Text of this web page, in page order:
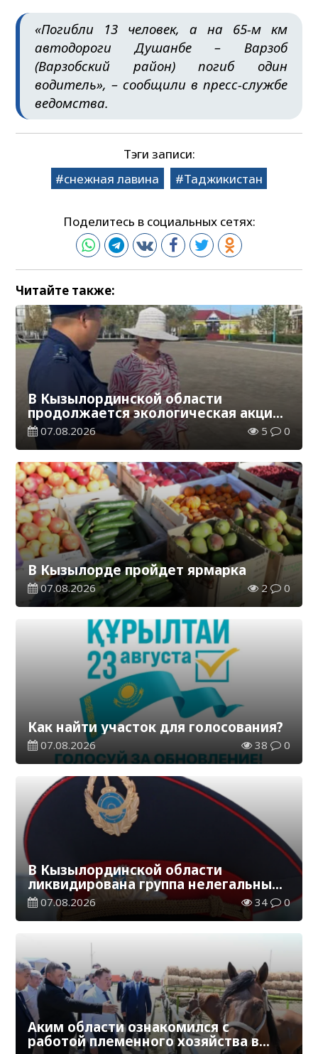
«Погибли 13 человек, а на 65-м км
автодороги Душанбе – Варзоб
(Варзобский район) погиб один
водитель», – сообщили в пресс-службе
ведомства.
Тэги записи:
снежная лавина
Таджикистан
Поделитесь в социальных сетях:
Читайте также:
В Кызылординской области
продолжается экологическая акция
«Таза Қазақстан»
07.08.2026 5 0
В Кызылорде пройдет ярмарка
07.08.2026 2 0
Как найти участок для голосования?
07.08.2026 38 0
В Кызылординской области
ликвидирована группа нелегальных
добытчиков золота
07.08.2026 34 0
Аким области ознакомился с
работой племенного хозяйства в